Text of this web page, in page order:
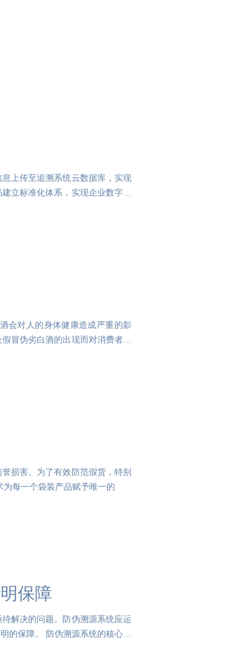
上传至追溯系统云数据库，实现
立标准化体系，实现企业数字化
会对人的身体健康造成严重的影
冒伪劣白酒的出现而对消费者造
损害。为了有效防范假货，特别
每一个袋装产品赋予唯一的
保障
解决的问题。防伪溯源系统应运
的保障。 防伪溯源系统的核心在